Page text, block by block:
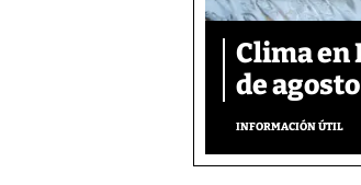
Clima en
de agosto
INFORMACIÓN ÚTIL